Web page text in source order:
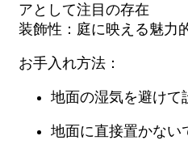
アとして注目の存在
装飾性：庭に映える魅力
お手入れ方法：
地面の湿気を避けて
地面に直接置かない